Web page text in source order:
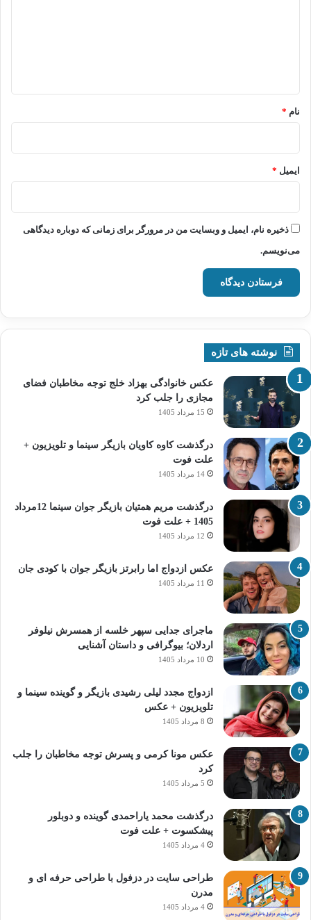
نام *
ایمیل *
ذخیره نام، ایمیل و وبسایت من در مرورگر برای زمانی که دوباره دیدگاهی
می‌نویسم.
نوشته های تازه
عکس خانوادگی بهزاد خلج توجه مخاطبان فضای
مجازی را جلب کرد
15 مرداد 1405
درگذشت کاوه کاویان بازیگر سینما و تلویزیون +
علت فوت
14 مرداد 1405
درگذشت مریم همتیان بازیگر جوان سینما 12مرداد
1405 + علت فوت
12 مرداد 1405
عکس ازدواج اما رابرتز بازیگر جوان با کودی جان
11 مرداد 1405
ماجرای جدایی سپهر خلسه از همسرش نیلوفر
اردلان؛ بیوگرافی و داستان آشنایی
10 مرداد 1405
ازدواج مجدد لیلی رشیدی بازیگر و گوینده سینما و
تلویزیون + عکس
8 مرداد 1405
عکس مونا کرمی و پسرش توجه مخاطبان را جلب
کرد
5 مرداد 1405
درگذشت محمد یاراحمدی گوینده و دوبلور
پیشکسوت + علت فوت
4 مرداد 1405
طراحی سایت در دزفول با طراحی حرفه‌ ای و
مدرن
4 مرداد 1405